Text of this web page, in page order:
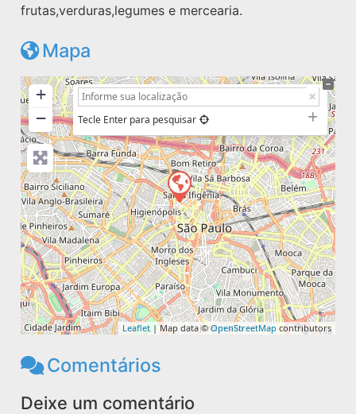
frutas,verduras,legumes e mercearia.
Mapa
+
−
Tecle Enter para pesquisar
Leaflet | Map data ©OpenStreetMapcontributors
Comentários
Deixe um comentário